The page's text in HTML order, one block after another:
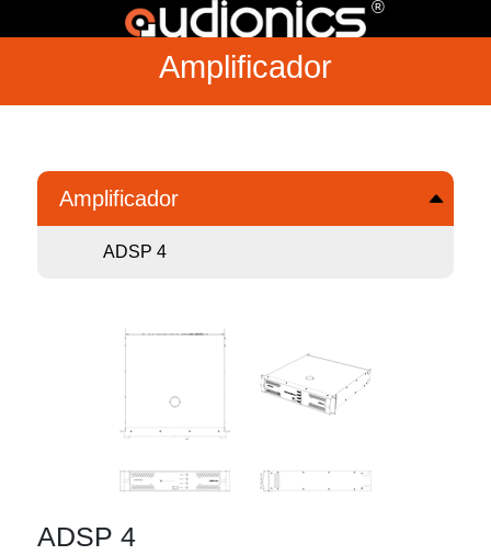
®
Amplificador
Amplificador
ADSP 4
ADSP 4